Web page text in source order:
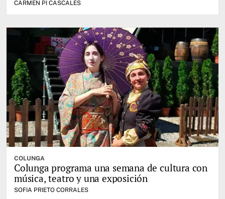
CARMEN PI CASCALES
COLUNGA
Colunga programa una semana de cultura con
música, teatro y una exposición
SOFIA PRIETO CORRALES